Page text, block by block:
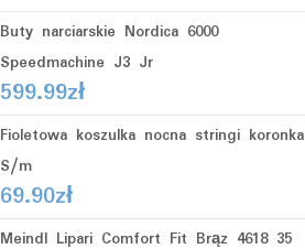
Buty narciarskie Nordica 6000
Speedmachine J3 Jr
599.99zł
Fioletowa koszulka nocna stringi koronka
S/m
69.90zł
Meindl Lipari Comfort Fit Brąz 4618 35